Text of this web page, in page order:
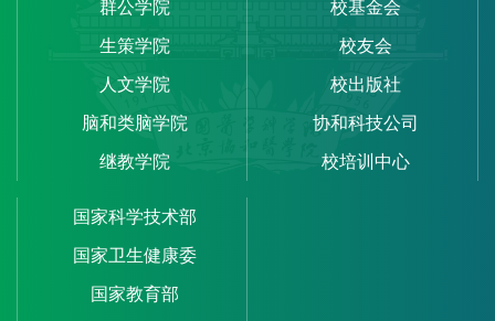
群公学院
生策学院
人文学院
脑和类脑学院
继教学院
校基金会
校友会
校出版社
协和科技公司
校培训中心
国家科学技术部
国家卫生健康委
国家教育部